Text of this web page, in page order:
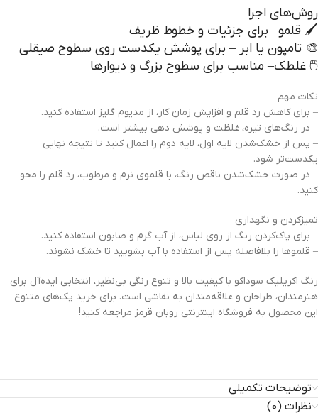
روش‌های اجرا
🖌️ قلمو– برای جزئیات و خطوط ظریف
🎨 تامپون یا ابر – برای پوشش یکدست روی سطوح صیقلی
🖱️ غلطک– مناسب برای سطوح بزرگ و دیوارها
نکات مهم
– برای کاهش رد قلم و افزایش زمان کار، از مدیوم گلیز استفاده کنید.
– در رنگ‌های تیره، غلظت و پوشش دهی بیشتر است.
– پس از خشک‌شدن لایه اول، لایه دوم را اعمال کنید تا نتیجه نهایی
یکدست‌تر شود.
– در صورت خشک‌شدن ناقص رنگ، با قلموی نرم و مرطوب، رد قلم را محو
کنید.
تمیزکردن و نگهداری
– برای پاک‌کردن رنگ از روی لباس، از آب گرم و صابون استفاده کنید.
– قلموها را بلافاصله پس از استفاده با آب بشویید تا خشک نشوند.
رنگ اکریلیک سوداکو با کیفیت بالا و تنوع رنگی بی‌نظیر، انتخابی ایده‌آل برای
هنرمندان، طراحان و علاقه‌مندان به نقاشی است. برای خرید پک‌های متنوع
این محصول به فروشگاه اینترنتی روبان قرمز مراجعه کنید!
توضیحات تکمیلی
نظرات (0)